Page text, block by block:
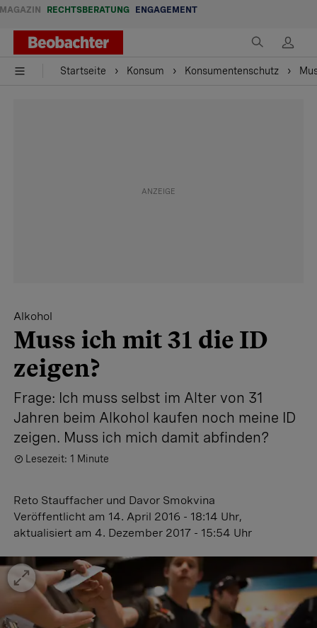
MAGAZIN RECHTSBERATUNG ENGAGEMENT
Startseite Konsum Konsumentenschutz
Alkohol
Muss ich mit 31 die ID
zeigen?
Frage: Ich muss selbst im Alter von 31
Jahren beim Alkohol kaufen noch meine ID
zeigen. Muss ich mich damit abfinden?
Lesezeit: 1 Minute
Reto Stauffacher und Davor Smokvina
Veröffentlicht am 14. April 2016 - 18:14 Uhr,
aktualisiert am 4. Dezember 2017 - 15:54 Uhr